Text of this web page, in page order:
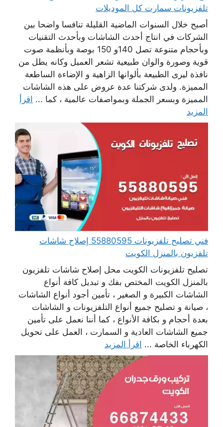
تلفزيونات سمارت كل الموديلات
أصبح خلال السنوات الماضية القليلة تنافسا واضحا بين
الشركات في انتاج أحدث الشاشات وبأحدث التقنيات
وبأحجام متنوعة تصل 140و 150 بوصة وبأنظمة صوت
قوية وصورة والوان طبيعية تشعر العميل وكانه يطل من
نافذة ليرى الطبيعة بألوانها الزاهية و الإضاءة الساطعة
المميزة. ولدى شركتنا عدة عروض على هذه الشاشات
المميزة وبسعر الجملة وبمواصفات عالمية ، كما ... اقرأ
المزيد
فني تصليح تلفزيونات 55880595 إصلاح شاشات
تلفزيون بالمنزل الكويت
تصليح تلفزيونات الكويت محل إصلاح شاشات تلفزيون
بالمنزل الكويت المختص بفك و تبديل كافة أنواع
الشاشات الكبيرة و الصغير ، تأمين أجود أنواع الشاشات
، صيانة و تصليح جميع أنواع التلفزيونات و الشاشات
بعدة أحجام و بكافة الأنواع ، كما أننا نعمل على تأمين
جميع الشاشات العادية و السمارت ، العمل على تحويل
الكهرباء الخاصة ... اقرأ المزيد